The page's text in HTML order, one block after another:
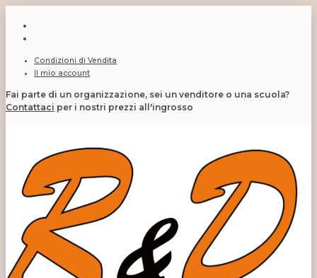
Condizioni di Vendita
Il mio account
Fai parte di un organizzazione, sei un venditore o una scuola?
Contattaci per i nostri prezzi all'ingrosso